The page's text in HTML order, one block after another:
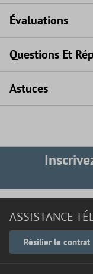
Évaluations
Questions Et
Astuces
ASSISTANCE
Résilier le contrat